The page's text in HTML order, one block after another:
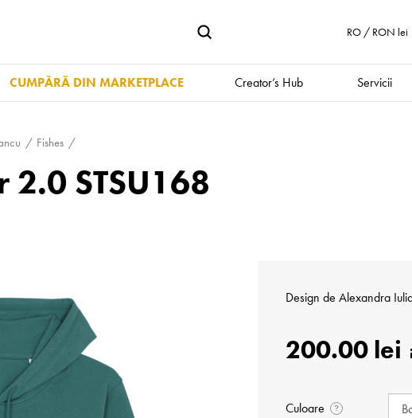
RO / RON lei
CUMPĂRĂ DIN MARKETPLACE Creator’s Hub Servicii
Fishes
2.0 STSU168
Design de Alexandra
200.00 lei
Culoare ?